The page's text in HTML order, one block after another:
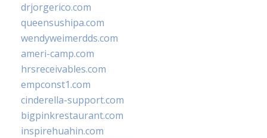
drjorgerico.com
queensushipa.com
wendyweimerdds.com
ameri-camp.com
hrsreceivables.com
empconst1.com
cinderella-support.com
bigpinkrestaurant.com
inspirehuahin.com